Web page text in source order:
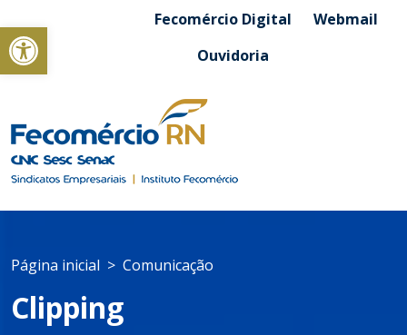
Abrir a barra de ferramentasFecomércio Digital
Webmail
Ouvidoria
Página inicial Comunicação
Clipping